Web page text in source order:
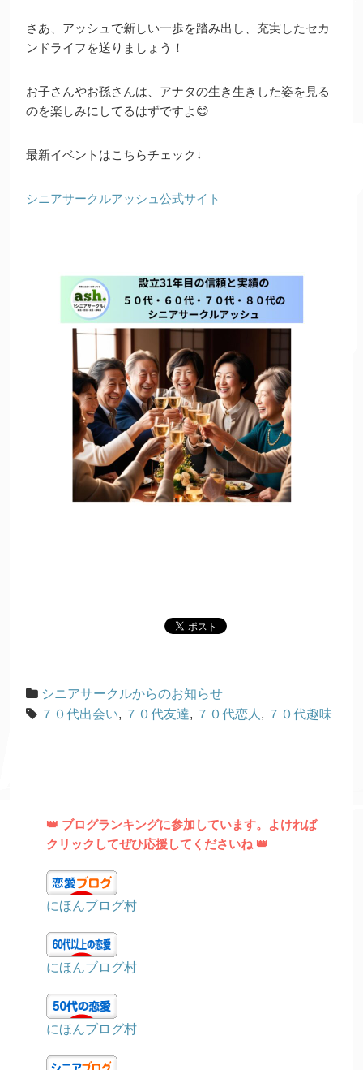
さあ、アッシュで新しい一歩を踏み出し、充実したセカ
ンドライフを送りましょう！
お子さんやお孫さんは、アナタの生き生きした姿を見る
のを楽しみにしてるはずですよ😊
最新イベントはこちらチェック↓
シニアサークルアッシュ公式サイト
シニアサークルからのお知らせ
７０代出会い, ７０代友達, ７０代恋人 , ７０代趣味
👑 ブログランキングに参加しています。よければ
クリックしてぜひ応援してくださいね 👑
にほんブログ村
にほんブログ村
にほんブログ村